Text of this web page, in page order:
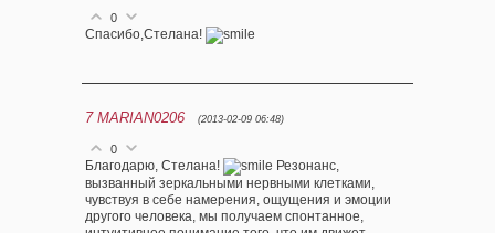
0
Спасибо,Стелана!
7 MARIAN0206 (2013-02-09 06:48)
0
Благодарю, Стелана!
Резонанс,
вызванный зеркальными нервными клетками,
чувствуя в себе намерения, ощущения и эмоции
другого человека, мы получаем спонтанное,